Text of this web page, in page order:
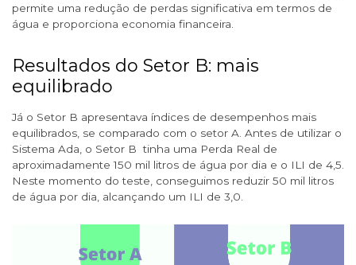
permite uma redução de perdas significativa em termos de
água e proporciona economia financeira.
Resultados do Setor B: mais
equilibrado
Já o Setor B apresentava índices de desempenhos mais
equilibrados, se comparado com o setor A. Antes de utilizar o
Sistema Ada, o Setor B tinha uma Perda Real de
aproximadamente 150 mil litros de água por dia e o ILI de 4,5.
Neste momento do teste, conseguimos reduzir 50 mil litros
de água por dia, alcançando um ILI de 3,0.